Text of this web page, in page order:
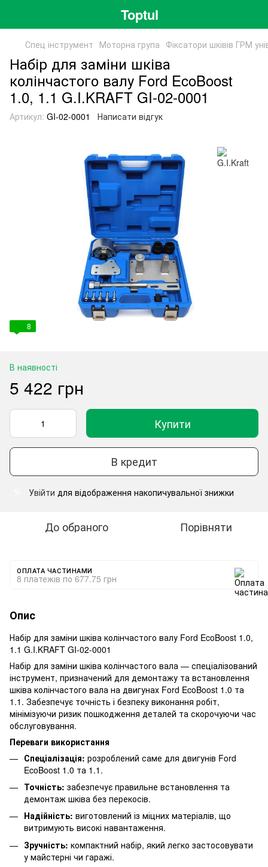
Toptul
Спец інструмент Моторна група Фіксатори шківів ГРМ
Набір для заміни шківа
колінчастого валу Ford EcoBoost
1.0, 1.1 G.I.KRAFT GI-02-0001
Артикул: GI-02-0001 Написати відгук
8
В наявності
5 422 грн
Купити
В кредит
Увійти для відображення накопичувальної знижки
До обраного Порівняти
ОПЛАТА ЧАСТИНАМИ
8 платежів по 677.75 грн
Опис
Набір для заміни шківа колінчастого валу Ford EcoBoost 1.0,
1.1 G.I.KRAFT GI-02-0001
Набір для заміни шківа колінчастого вала — спеціалізований
інструмент, призначений для демонтажу та встановлення
шківа колінчастого вала на двигунах Ford EcoBoost 1.0 та
1.1. Забезпечує точність і безпеку виконання робіт,
мінімізуючи ризик пошкодження деталей та скорочуючи час
обслуговування.
Переваги використання
Спеціалізація: розроблений саме для двигунів Ford
EcoBoost 1.0 та 1.1.
Точність: забезпечує правильне встановлення та
демонтаж шківа без перекосів.
Надійність: виготовлений із міцних матеріалів, що
витримують високі навантаження.
Зручність: компактний набір, який легко застосовувати
у майстерні чи гаражі.